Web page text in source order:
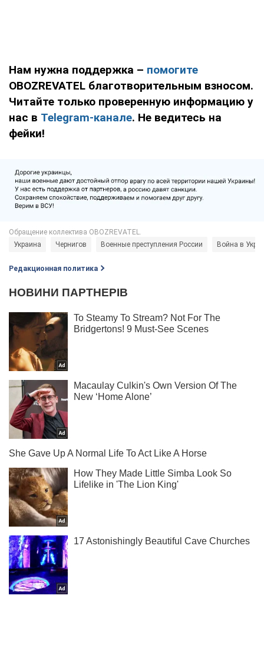
Нам нужна поддержка – помогите
OBOZREVATEL благотворительным взносом.
Читайте только проверенную информацию у
нас в Telegram-канале. Не ведитесь на
фейки!
Украина Чернигов Военные преступления России Война в
Редакционная политика